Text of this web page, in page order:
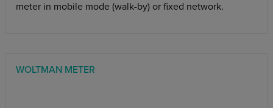
meter in mobile mode (walk-by) or fixed network.
WOLTMAN METER